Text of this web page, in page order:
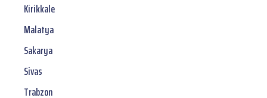
Kirikkale
Malatya
Sakarya
Sivas
Trabzon